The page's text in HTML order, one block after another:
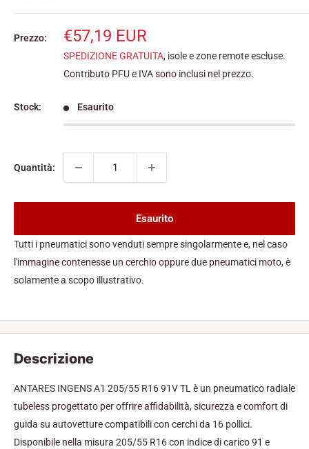
Prezzo:
Prezzo
scontato
€57,19 EUR
SPEDIZIONE GRATUITA, isole e zone remote escluse.
Contributo PFU e IVA sono inclusi nel prezzo.
Stock: Esaurito
Quantità:
Esaurito
Tutti i pneumatici sono venduti sempre singolarmente e, nel caso
l'immagine contenesse un cerchio oppure due pneumatici moto, è
solamente a scopo illustrativo.
Descrizione
ANTARES INGENS A1 205/55 R16 91V TL è un pneumatico radiale
tubeless progettato per offrire affidabilità, sicurezza e comfort di
guida su autovetture compatibili con cerchi da 16 pollici.
Disponibile nella misura 205/55 R16 con indice di carico 91 e